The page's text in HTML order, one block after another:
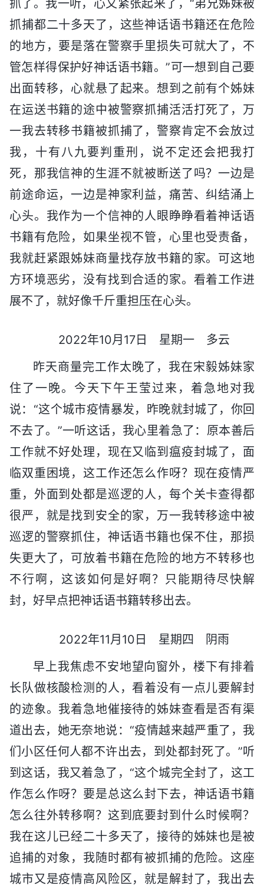
抓了。我一听，心又紧张起来了，“弟兄姊妹被
抓捕都二十多天了，这些神话语书籍还在危险
的地方，要是落在警察手里损失可就大了，不
管怎样得保护好神话语书籍。”可一想到自己要
出面转移，心就悬了起来。想到之前有个姊妹
在运送书籍的途中被警察抓捕活活打死了，万
一我去转移书籍被抓捕了，警察肯定不会放过
我，十有八九要判重刑，说不定还会把我打
死，那我信神的生涯不就被断送了吗？一边是
前途命运，一边是神家利益，痛苦、纠结涌上
心头。我作为一个信神的人眼睁睁看着神话语
书籍有危险，如果坐视不管，心里也受责备，
我就赶紧跟姊妹商量找存放书籍的家。可这地
方环境恶劣，没有找到合适的家。看着工作进
展不了，就好像千斤重担压在心头。
2022年10月17日 星期一 多云
昨天商量完工作太晚了，我在宋毅姊妹家
住了一晚。今天下午王莹过来，着急地对我
说：“这个城市疫情暴发，昨晚就封城了，你回
不去了。”一听这话，我心里着急了：原本善后
工作就不好处理，现在又临到瘟疫封城了，面
临双重困境，这工作还怎么作呀？现在疫情严
重，外面到处都是巡逻的人，每个关卡查得都
很严，就是找到安全的家，万一我转移途中被
巡逻的警察抓住，神话语书籍也保不住，那损
失更大了，可放着书籍在危险的地方不转移也
不行啊，这该如何是好啊？只能期待尽快解
封，好早点把神话语书籍转移出去。
2022年11月10日 星期四 阴雨
早上我焦虑不安地望向窗外，楼下有排着
长队做核酸检测的人，看着没有一点儿要解封
的迹象。我着急地催接待的姊妹查看是否有渠
道出去，她无奈地说：“疫情越来越严重了，我
们小区任何人都不许出去，到处都封死了。”听
到这话，我又着急了，“这个城完全封了，这工
作怎么作呀？要是总这么封下去，神话语书籍
怎么往外转移啊？这到底要封到什么时候啊？
我在这儿已经二十多天了，接待的姊妹也是被
追捕的对象，我随时都有被抓捕的危险。这座
城市又是疫情高风险区，就是解封了，我出去